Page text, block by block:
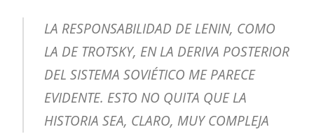
LA RESPONSABILIDAD DE LENIN, COMO
LA DE TROTSKY, EN LA DERIVA POSTERIOR
DEL SISTEMA SOVIÉTICO ME PARECE
EVIDENTE. ESTO NO QUITA QUE LA
HISTORIA SEA, CLARO, MUY COMPLEJA